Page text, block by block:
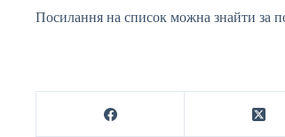
Посилання на список можна знайти за